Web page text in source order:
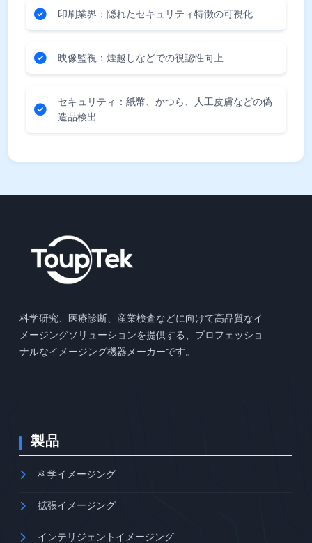
印刷業界：隠れたセキュリティ特徴の可視化
映像監視：煙越しなどでの視認性向上
セキュリティ：紙幣、かつら、人工皮膚などの偽
造品検出
科学研究、医療診断、産業検査などに向けて高品質なイ
メージングソリューションを提供する、プロフェッショ
ナルなイメージング機器メーカーです。
製品
科学イメージング
拡張イメージング
インテリジェントイメージング